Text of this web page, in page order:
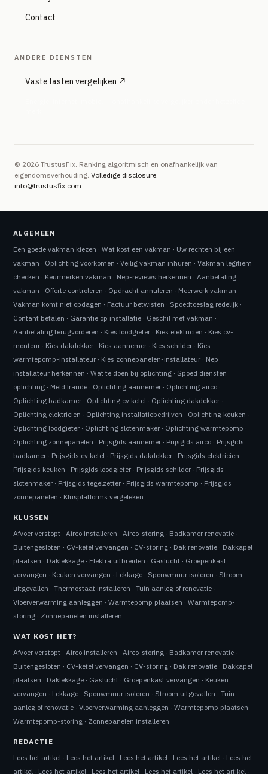
Contact
ANDERE DIENSTEN
Vaste lasten vergelijken ↗
© 2026 TrustusFix. Ranking algoritmisch en onafhankelijk van
eigendomsverhouding. Volledige disclosure
info@trustusfix.com
ALGEMEEN
Een goede vakman kiezen ·Wat kost een vakman · Uw rechten bij een
vakman · Oplichting voorkomen ·Veilig vakman inhuren ·Vakman legitiem
checken · Keurmerken vakman · Nep-reviews herkennen ·Aanbetaling
vakman · Offerte controleren · Opdracht annuleren · Meerwerk vakman ·
Vakman komt niet opdagen · Factuur betwisten · Spoedtoeslag redelijk ·
Contant betalen · Garantie op installatie · Geschil met vakman ·
Aanbetaling terugvorderen · Kies loodgieter · Kies elektricien · Kies cv-
monteur · Kies dakdekker · Kies aannemer · Kies schilder · Kies
warmtepomp-installateur · Kies zonnepanelen-installateur · Nep
installateur herkennen ·Wat te doen bij oplichting · Spoed diensten
oplichting · Meld fraude · Oplichting aannemer · Oplichting airco ·
Oplichting badkamer · Oplichting cv ketel · Oplichting dakdekker ·
Oplichting elektricien · Oplichting installatiebedrijven · Oplichting keuken ·
Oplichting loodgieter · Oplichting slotenmaker · Oplichting warmtepomp ·
Oplichting zonnepanelen · Prijsgids aannemer · Prijsgids airco · Prijsgids
badkamer · Prijsgids cv ketel · Prijsgids dakdekker · Prijsgids elektricien ·
Prijsgids keuken · Prijsgids loodgieter · Prijsgids schilder · Prijsgids
slotenmaker · Prijsgids tegelzetter · Prijsgids warmtepomp · Prijsgids
zonnepanelen · Klusplatforms vergeleken
KLUSSEN
Afvoer verstopt ·Airco installeren ·Airco-storing · Badkamer renovatie ·
Buitengesloten · CV-ketel vervangen · CV-storing · Dak renovatie · Dakkapel
plaatsen · Daklekkage · Elektra uitbreiden · Gaslucht · Groepenkast
vervangen · Keuken vervangen · Lekkage · Spouwmuur isoleren · Stroom
uitgevallen ·Thermostaat installeren ·Tuin aanleg of renovatie ·
Vloerverwarming aanleggen ·Warmtepomp plaatsen ·Warmtepomp-
storing · Zonnepanelen installeren
WAT KOST HET?
Afvoer verstopt ·Airco installeren ·Airco-storing · Badkamer renovatie ·
Buitengesloten · CV-ketel vervangen · CV-storing · Dak renovatie · Dakkapel
plaatsen · Daklekkage · Gaslucht · Groepenkast vervangen · Keuken
vervangen · Lekkage · Spouwmuur isoleren · Stroom uitgevallen ·Tuin
aanleg of renovatie ·Vloerverwarming aanleggen ·Warmtepomp plaatsen ·
Warmtepomp-storing · Zonnepanelen installeren
REDACTIE
Lees het artikel · Lees het artikel · Lees het artikel · Lees het artikel · Lees het
artikel · Lees het artikel · Lees het artikel · Lees het artikel · Lees het artikel ·